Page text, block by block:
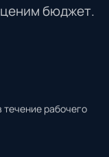
бюджет.
течение рабочего